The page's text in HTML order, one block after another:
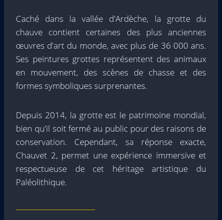
Caché dans la vallée d'Ardèche, la grotte du
chauve contient certaines des plus anciennes
œuvres d'art du monde, avec plus de 36 000 ans.
Ses peintures grottes représentent des animaux
en mouvement, des scènes de chasse et des
formes symboliques surprenantes.
Depuis 2014, la grotte est le patrimoine mondial,
bien qu'il soit fermé au public pour des raisons de
conservation. Cependant, sa réponse exacte,
Chauvet 2, permet une expérience immersive et
respectueuse de cet héritage artistique du
Paléolithique.